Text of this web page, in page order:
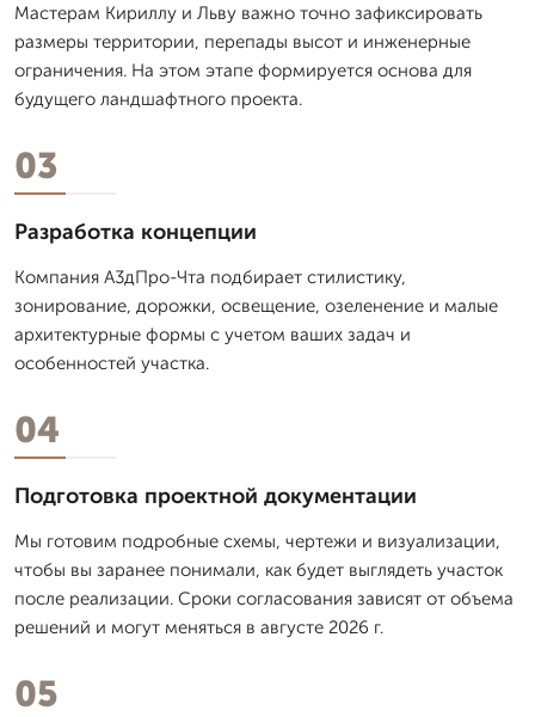
Мастерам Кириллу и Льву важно точно зафиксировать
размеры территории, перепады высот и инженерные
ограничения. На этом этапе формируется основа для
будущего ландшафтного проекта.
03
Разработка концепции
Компания А3дПро-Чта подбирает стилистику,
зонирование, дорожки, освещение, озеленение и малые
архитектурные формы с учетом ваших задач и
особенностей участка.
04
Подготовка проектной документации
Мы готовим подробные схемы, чертежи и визуализации,
чтобы вы заранее понимали, как будет выглядеть участок
после реализации. Сроки согласования зависят от объема
решений и могут меняться в августе 2026 г.
05